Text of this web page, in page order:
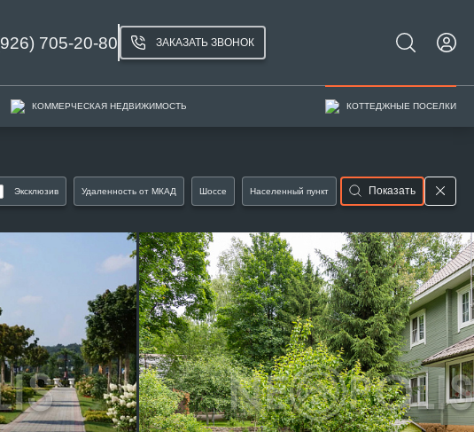
705-20-80 ЗАКАЗАТЬ ЗВОНОК
КОММЕРЧЕСКАЯ НЕДВИЖИМОСТЬ КОТТЕДЖНЫЕ ПОСЕЛКИ
Эксклюзив Удаленность от МКАД Шоссе Населенный пункт Показать